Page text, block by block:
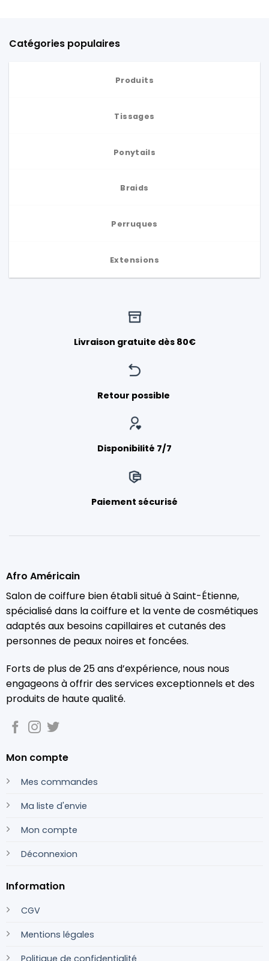
Catégories populaires
Produits
Tissages
Ponytails
Braids
Perruques
Extensions
Livraison gratuite dès 80€
Retour possible
Disponibilité 7/7
Paiement sécurisé
Afro Américain
Salon de coiffure bien établi situé à Saint-Étienne,
spécialisé dans la coiffure et la vente de cosmétiques
adaptés aux besoins capillaires et cutanés des
personnes de peaux noires et foncées.
Forts de plus de 25 ans d’expérience, nous nous
engageons à offrir des services exceptionnels et des
produits de haute qualité.
Mon compte
Mes commandes
Ma liste d'envie
Mon compte
Déconnexion
Information
CGV
Mentions légales
Politique de confidentialité